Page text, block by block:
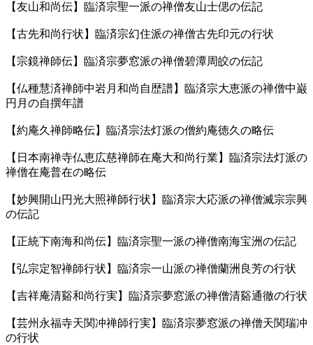
【友山和尚伝】臨済宗聖一派の禅僧友山士偲の伝記
【古先和尚行状】臨済宗幻住派の禅僧古先印元の行状
【宗鏡禅師伝】臨済宗夢窓派の禅僧碧潭周皎の伝記
【仏種慧済禅師中岩月和尚自歴譜】臨済宗大恵派の禅僧中巌
円月の自撰年譜
【約庵久禅師略伝】臨済宗法灯派の僧約庵徳久の略伝
【日本南禅寺仏恵広慈禅師在庵大和尚行業】臨済宗法灯派の
禅僧在庵普在の略伝
【妙興開山円光大照禅師行状】臨済宗大応派の禅僧滅宗宗興
の伝記
【正統下南海和尚伝】臨済宗聖一派の禅僧南海宝洲の伝記
【弘宗定智禅師行状】臨済宗一山派の禅僧蘭洲良芳の行状
【吉祥庵清谿和尚行実】臨済宗夢窓派の禅僧清谿通徹の行状
【芸州永福寺天関冲禅師行実】臨済宗夢窓派の禅僧天関瑞冲
の行状